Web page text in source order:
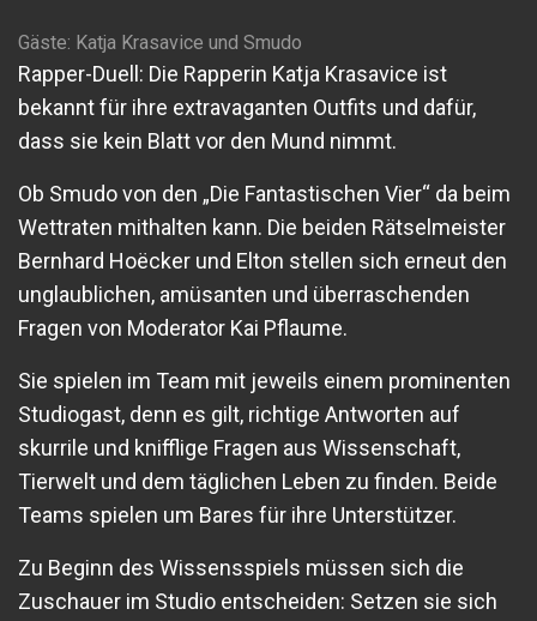
Gäste: Katja Krasavice und Smudo
Rapper-Duell: Die Rapperin Katja Krasavice ist
bekannt für ihre extravaganten Outfits und dafür,
dass sie kein Blatt vor den Mund nimmt.
Ob Smudo von den „Die Fantastischen Vier“ da beim
Wettraten mithalten kann. Die beiden Rätselmeister
Bernhard Hoëcker und Elton stellen sich erneut den
unglaublichen, amüsanten und überraschenden
Fragen von Moderator Kai Pflaume.
Sie spielen im Team mit jeweils einem prominenten
Studiogast, denn es gilt, richtige Antworten auf
skurrile und knifflige Fragen aus Wissenschaft,
Tierwelt und dem täglichen Leben zu finden. Beide
Teams spielen um Bares für ihre Unterstützer.
Zu Beginn des Wissensspiels müssen sich die
Zuschauer im Studio entscheiden: Setzen sie sich